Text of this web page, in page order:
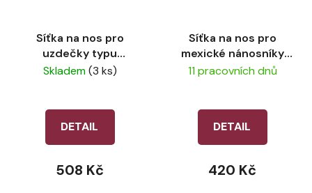
Síťka na nos pro
uzdečky typu
Micklem LeMieux
Skladem(3 ks)
DETAIL
508 Kč
Síťka na nos pro
mexické nánosníky
LeMieux Grackle
11 pracovních dnů
DETAIL
420 Kč